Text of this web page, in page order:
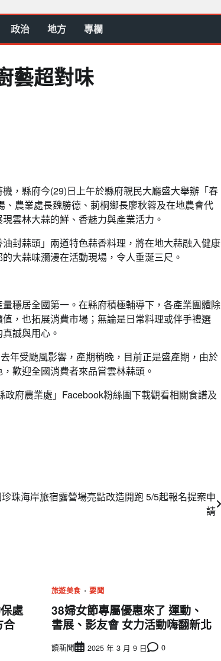
政治 地方 專欄
藝超對味
，縣府今(29)日上午於縣府親民大廳盛大舉辦「春
農業處長魏勝德、莿桐鄉長廖秋蓉及在地農會代
雲林大蒜的鮮、香魅力與產業活力。
封蒜頭」兩道特色蒜香料理，將在地大蒜融入健康
大蒜味瀰漫在活動現場，令人垂涎三尺。
穩居全國第一。在縣府積極輔導下，各產業團體除
，也拓展消費市場；無論是日常料理或伴手禮選
誠與用心。
年受颱風影響，產期稍晚，目前正是盛產期，由於
歡迎全國消費者來品嘗雲林蒜頭。
府農業處」Facebook粉絲團下載觀看相關食譜及
珠海岸旅宿露營場亮點改造開跑 5/5起報名提案申
請
處
合
旅遊美食 要聞
38婦女節專屬優惠來了 運動、
書展、影友會 女力活動嗨翻新北
讀新聞 2025 年 3 月 9 日 0